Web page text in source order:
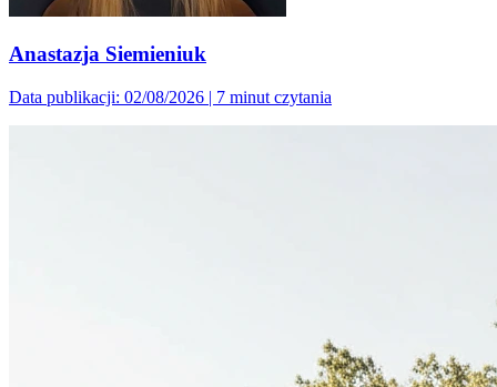
Anastazja Siemieniuk
Data publikacji: 02/08/2026 | 7 minut czytania